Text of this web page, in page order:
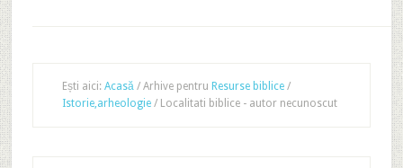
Ești aici: Acasă /Arhive pentru Resurse biblice /
Istorie,arheologie /Localitati biblice - autor necunoscut